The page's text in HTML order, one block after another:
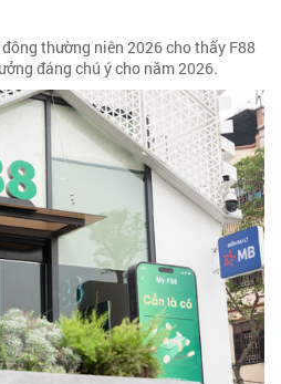
thường niên 2026 cho thấy F88
đáng chú ý cho năm 2026.